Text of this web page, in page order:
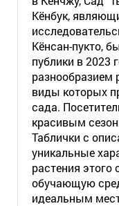
Кёнбук,
Кёнсан-пукто,
публики в 2023
разнообразием
виды которых
сада.
красивым
Таблички с
уникальные
растения этого
обучающую
идеальным